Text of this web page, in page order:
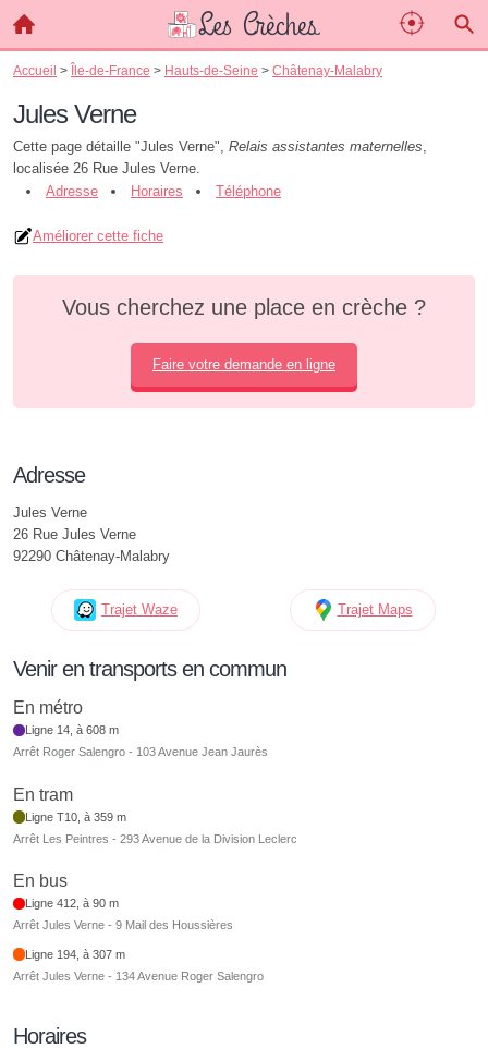
Accueil > Île-de-France > Hauts-de-Seine > Châtenay-Malabry
Jules Verne
Cette page détaille "Jules Verne", Relais assistantes maternelles,
localisée 26 Rue Jules Verne.
Adresse
Horaires Téléphone
Améliorer cette fiche
Vous cherchez une place en crèche ?
Faire votre demande en ligne
Adresse
Jules Verne
26 Rue Jules Verne
92290 Châtenay-Malabry
Trajet Waze Trajet Maps
Venir en transports en commun
En métro
Ligne 14, à 608 m
Arrêt Roger Salengro - 103 Avenue Jean Jaurès
En tram
Ligne T10, à 359 m
Arrêt Les Peintres - 293 Avenue de la Division Leclerc
En bus
Ligne 412, à 90 m
Arrêt Jules Verne - 9 Mail des Houssières
Ligne 194, à 307 m
Arrêt Jules Verne - 134 Avenue Roger Salengro
Horaires